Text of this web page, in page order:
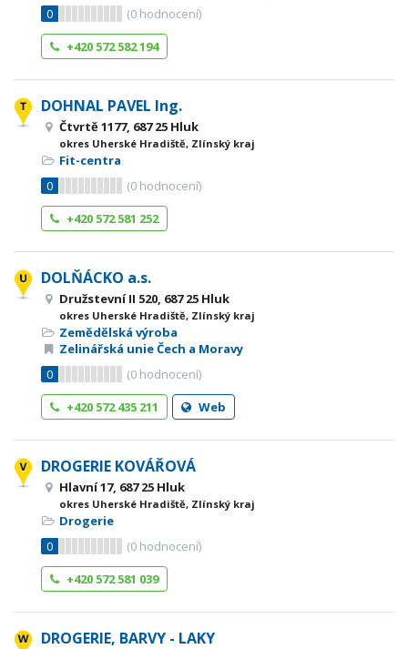
0
(0 hodnocení)
+420 572 582 194
DOHNAL PAVEL Ing.
Čtvrtě 1177, 687 25 Hluk
okres Uherské Hradiště, Zlínský kraj
Fit-centra
0
(0 hodnocení)
+420 572 581 252
DOLŇÁCKO a.s.
Družstevní II 520, 687 25 Hluk
okres Uherské Hradiště, Zlínský kraj
Zemědělská výroba
Zelinářská unie Čech a Moravy
0
(0 hodnocení)
+420 572 435 211
Web
DROGERIE KOVÁŘOVÁ
Hlavní 17, 687 25 Hluk
okres Uherské Hradiště, Zlínský kraj
Drogerie
0
(0 hodnocení)
+420 572 581 039
DROGERIE, BARVY - LAKY